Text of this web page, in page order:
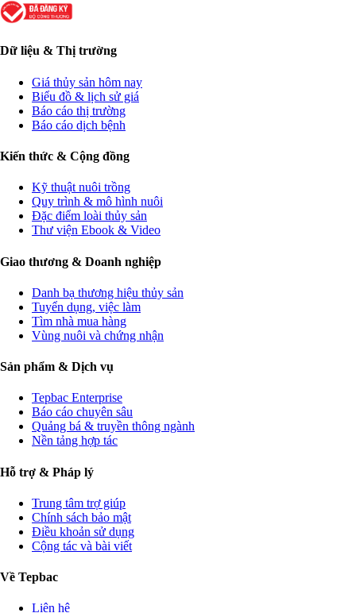
Dữ liệu & Thị trường
Giá thủy sản hôm nay
Biểu đồ & lịch sử giá
Báo cáo thị trường
Báo cáo dịch bệnh
Kiến thức & Cộng đồng
Kỹ thuật nuôi trồng
Quy trình & mô hình nuôi
Đặc điểm loài thủy sản
Thư viện Ebook & Video
Giao thương & Doanh nghiệp
Danh bạ thương hiệu thủy sản
Tuyển dụng, việc làm
Tìm nhà mua hàng
Vùng nuôi và chứng nhận
Sản phẩm & Dịch vụ
Tepbac Enterprise
Báo cáo chuyên sâu
Quảng bá & truyền thông ngành
Nền tảng hợp tác
Hỗ trợ & Pháp lý
Trung tâm trợ giúp
Chính sách bảo mật
Điều khoản sử dụng
Cộng tác và bài viết
Về Tepbac
Liên hệ